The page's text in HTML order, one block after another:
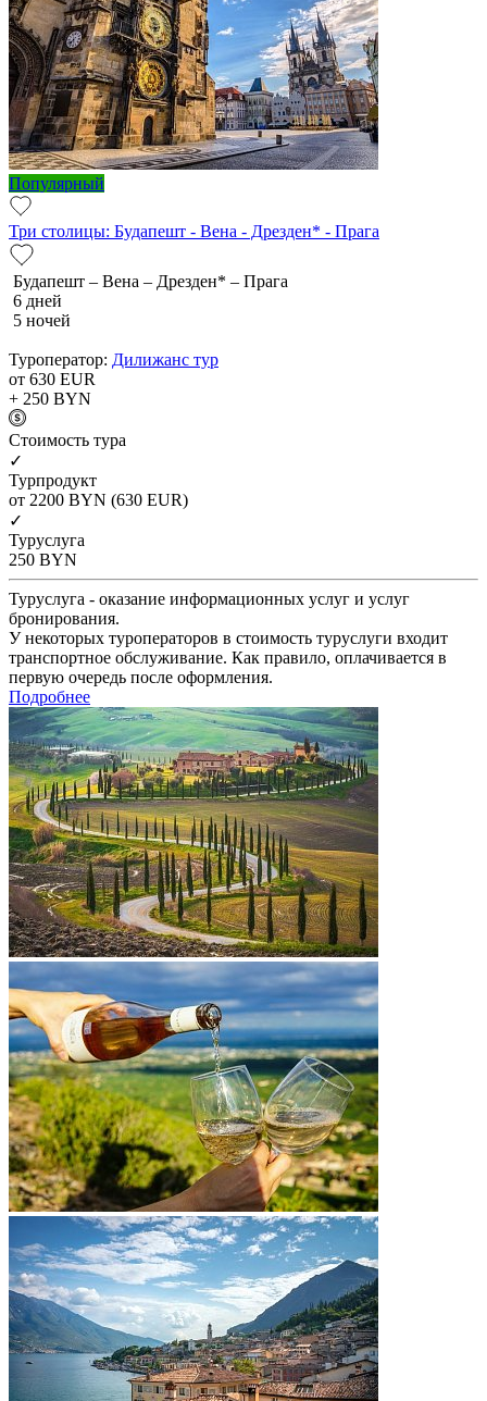
Популярный
Три столицы: Будапешт - Вена - Дрезден* - Прага
Будапешт – Вена – Дрезден* – Прага
6 дней
5 ночей
Туроператор: Дилижанс тур
от 630 EUR
+ 250 BYN
Cтоимость тура
✓
Турпродукт
от 2200 BYN (630 EUR)
✓
Туруслуга
250 BYN
Туруслуга - оказание информационных услуг и услуг
бронирования.
У некоторых туроператоров в стоимость туруслуги входит
транспортное обслуживание. Как правило, оплачивается в
первую очередь после оформления.
Подробнее